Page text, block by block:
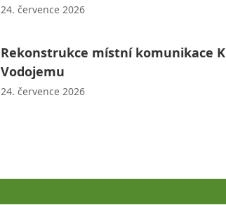
24. července 2026
Rekonstrukce místní komunikace K
Vodojemu
24. července 2026